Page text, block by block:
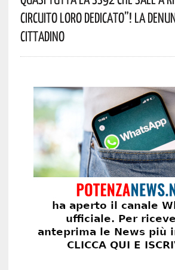
Circuito Loro Dedicato”! La
Cittadino